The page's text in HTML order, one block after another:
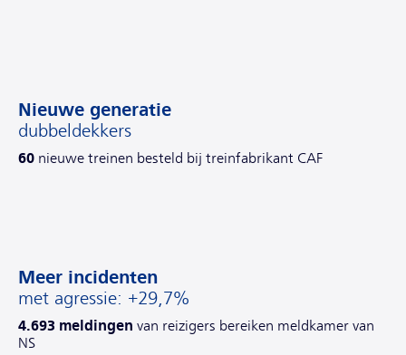
Nieuwe generatie
dubbeldekkers
60 nieuwe treinen besteld bij treinfabrikant CAF
Meer incidenten
met agressie: +29,7%
4.693 meldingen van reizigers bereiken meldkamer van
NS